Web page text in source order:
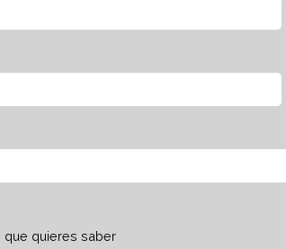
que quieres saber